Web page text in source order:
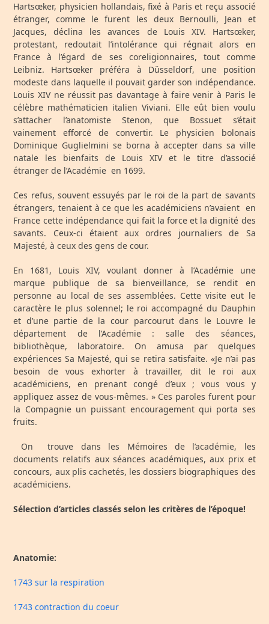
Hartsœker, physicien hollandais, fixé à Paris et reçu associé
étranger, comme le furent les deux Bernoulli, Jean et
Jacques, déclina les avances de Louis XIV. Hartsœker,
protestant, redoutait l’intolérance qui régnait alors en
France à l’égard de ses coreligionnaires, tout comme
Leibniz. Hartsœker préféra à Düsseldorf, une position
modeste dans laquelle il pouvait garder son indépendance.
Louis XIV ne réussit pas davantage à faire venir à Paris le
célèbre mathématicien italien Viviani. Elle eût bien voulu
s’attacher l’anatomiste Stenon, que Bossuet s’était
vainement efforcé de convertir. Le physicien bolonais
Dominique Guglielmini se borna à accepter dans sa ville
natale les bienfaits de Louis XIV et le titre d’associé
étranger de l’Académie en 1699.
Ces refus, souvent essuyés par le roi de la part de savants
étrangers, tenaient à ce que les académiciens n’avaient en
France cette indépendance qui fait la force et la dignité des
savants. Ceux-ci étaient aux ordres journaliers de Sa
Majesté, à ceux des gens de cour.
En 1681, Louis XIV, voulant donner à l’Académie une
marque publique de sa bienveillance, se rendit en
personne au local de ses assemblées. Cette visite eut le
caractère le plus solennel; le roi accompagné du Dauphin
et d’une partie de la cour parcourut dans le Louvre le
département de l’Académie : salle des séances,
bibliothèque, laboratoire. On amusa par quelques
expériences Sa Majesté, qui se retira satisfaite. «Je n’ai pas
besoin de vous exhorter à travailler, dit le roi aux
académiciens, en prenant congé d’eux ; vous vous y
appliquez assez de vous-mêmes. » Ces paroles furent pour
la Compagnie un puissant encouragement qui porta ses
fruits.
On trouve dans les Mémoires de l’académie, les
documents relatifs aux séances académiques, aux prix et
concours, aux plis cachetés, les dossiers biographiques des
académiciens.
Sélection d’articles classés selon les critères de l’époque!
Anatomie:
1743 sur la respiration
1743 contraction du coeur